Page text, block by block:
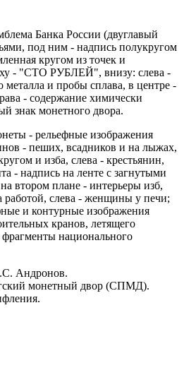
Банка России (двуглавый
под ним - надпись полукругом
кругом из точек и
- "СТО РУБЛЕЙ", внизу: слева -
металла и пробы сплава, в центре -
- содержание химически
знак монетного двора.
- рельефные изображения
- пеших, всадников и на лыжах,
и изба, слева - крестьянин,
- надпись на ленте с загнутыми
плане - интерьеры изб,
работой, слева - женщины у печи;
и контурные изображения
кранов, летящего
фрагменты национального
Андронов.
монетный двор (СПМД).